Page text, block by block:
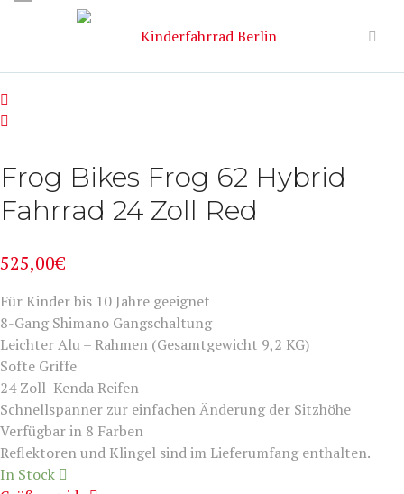
Frog Bikes Frog 62 Hybrid
Fahrrad 24 Zoll Red
525,00€
Für Kinder bis 10 Jahre geeignet
8-Gang Shimano Gangschaltung
Leichter Alu – Rahmen (Gesamtgewicht 9,2 KG)
Softe Griffe
24 Zoll Kenda Reifen
Schnellspanner zur einfachen Änderung der Sitzhöhe
Verfügbar in 8 Farben
Reflektoren und Klingel sind im Lieferumfang enthalten.
In Stock